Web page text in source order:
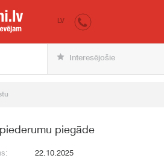
iepirkumi.lv
LV
Interesējošie
piegāde
22.10.2025